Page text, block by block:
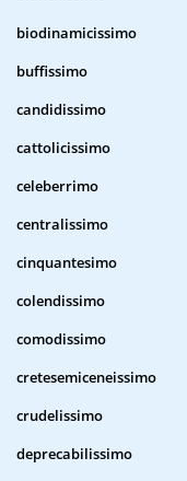
biodinamicissimo
buffissimo
candidissimo
cattolicissimo
celeberrimo
centralissimo
cinquantesimo
colendissimo
comodissimo
cretesemiceneissimo
crudelissimo
deprecabilissimo